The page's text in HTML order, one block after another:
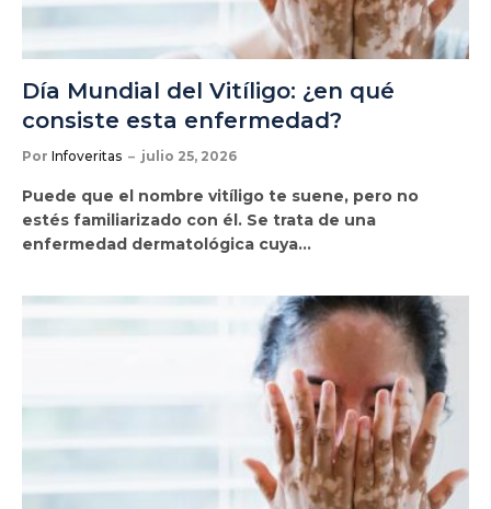
Día Mundial del Vitíligo: ¿en qué
consiste esta enfermedad?
Por Infoveritas julio 25, 2026
Puede que el nombre vitíligo te suene, pero no
estés familiarizado con él. Se trata de una
enfermedad dermatológica cuya…